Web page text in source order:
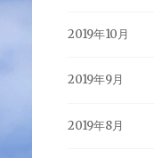
2019年10月
2019年9月
2019年8月